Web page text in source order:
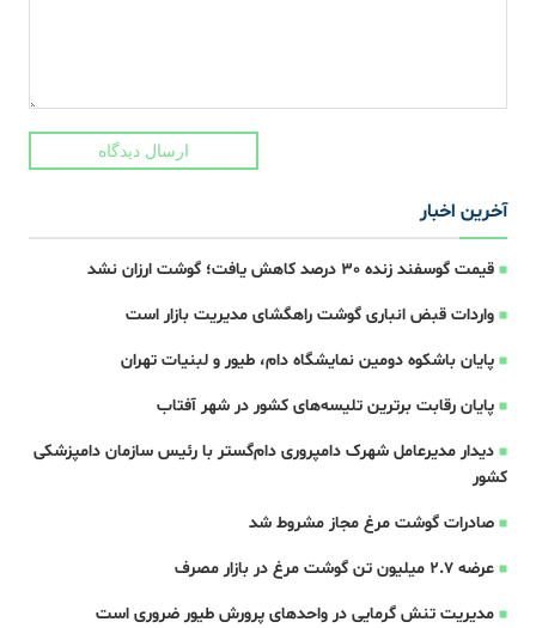
ارسال دیدگاه
آخرین اخبار
قیمت گوسفند زنده 30 درصد کاهش یافت؛ گوشت ارزان نشد
واردات قبض‌ انباری گوشت راهگشای مدیریت بازار است
پایان باشکوه دومین نمایشگاه دام، طیور و لبنیات تهران
پایان رقابت برترین تلیسه‌های کشور در شهر آفتاب
دیدار مدیرعامل شهرک دامپروری دام‌گستر با رئیس سازمان دامپزشکی
کشور
صادرات گوشت مرغ مجاز مشروط شد
عرضه ۲.۷ میلیون تن گوشت مرغ در بازار مصرف
مدیریت تنش گرمایی در واحدهای پرورش طیور ضروری است